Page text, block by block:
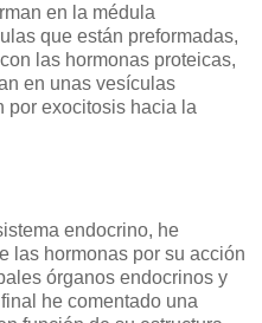
en la médula
que están preformadas,
las hormonas proteicas,
en unas vesículas
por exocitosis hacia la
endocrino, he
las hormonas por su acción
órganos endocrinos y
he comentado una